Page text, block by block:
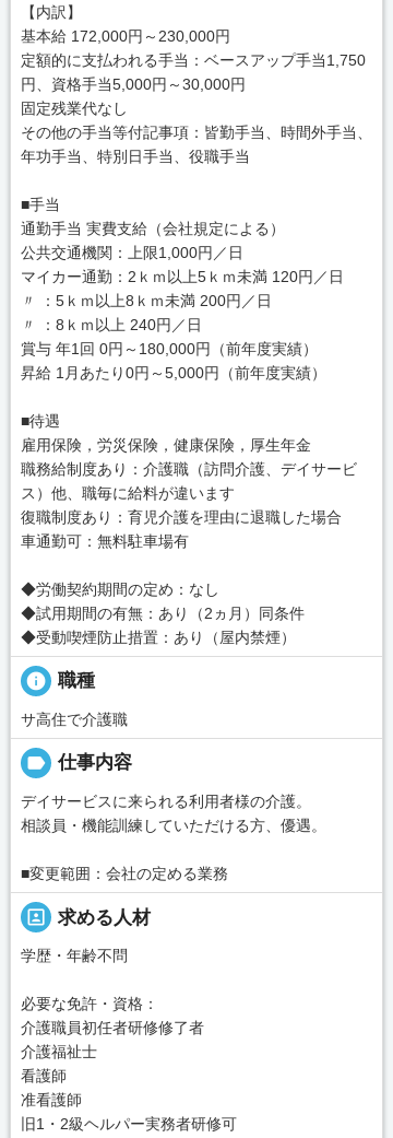
【内訳】
基本給 172,000円～230,000円
定額的に支払われる手当：ベースアップ手当1,750
円、資格手当5,000円～30,000円
固定残業代なし
その他の手当等付記事項：皆勤手当、時間外手当、
年功手当、特別日手当、役職手当
■手当
通勤手当 実費支給（会社規定による）
公共交通機関：上限1,000円／日
マイカー通勤：2ｋｍ以上5ｋｍ未満 120円／日
〃 ：5ｋｍ以上8ｋｍ未満 200円／日
〃 ：8ｋｍ以上 240円／日
賞与 年1回 0円～180,000円（前年度実績）
昇給 1月あたり0円～5,000円（前年度実績）
■待遇
雇用保険，労災保険，健康保険，厚生年金
職務給制度あり：介護職（訪問介護、デイサービ
ス）他、職毎に給料が違います
復職制度あり：育児介護を理由に退職した場合
車通勤可：無料駐車場有
◆労働契約期間の定め：なし
◆試用期間の有無：あり（2ヵ月）同条件
◆受動喫煙防止措置：あり（屋内禁煙）
info 職種
サ高住で介護職
label 仕事内容
デイサービスに来られる利用者様の介護。
相談員・機能訓練していただける方、優遇。
■変更範囲：会社の定める業務
portrait 求める人材
学歴・年齢不問
必要な免許・資格：
介護職員初任者研修修了者
介護福祉士
看護師
准看護師
旧1・2級ヘルパー実務者研修可